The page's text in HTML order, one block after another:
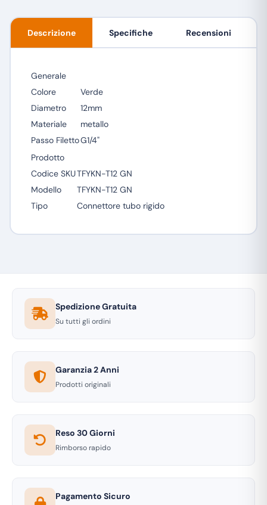
Descrizione Specifiche Recensioni
Generale
Colore
Verde
Diametro
12mm
Materiale
metallo
Passo FilettoG1/4"
Prodotto
Codice SKUTFYKN-T12 GN
Modello
TFYKN-T12 GN
Tipo
Connettore tubo rigido
Spedizione Gratuita
Su tutti gli ordini
Garanzia 2 Anni
Prodotti originali
Reso 30 Giorni
Rimborso rapido
Pagamento Sicuro